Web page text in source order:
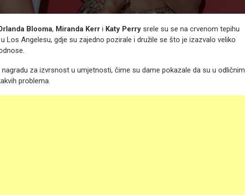
Blooma, Miranda Kerr i Katy Perry srele su se na crvenom tepihu
Los Angelesu, gdje su zajedno pozirale i družile se što je izazvalo veliko
za izvrsnost u umjetnosti, čime su dame pokazale da su u odličnim
problema.